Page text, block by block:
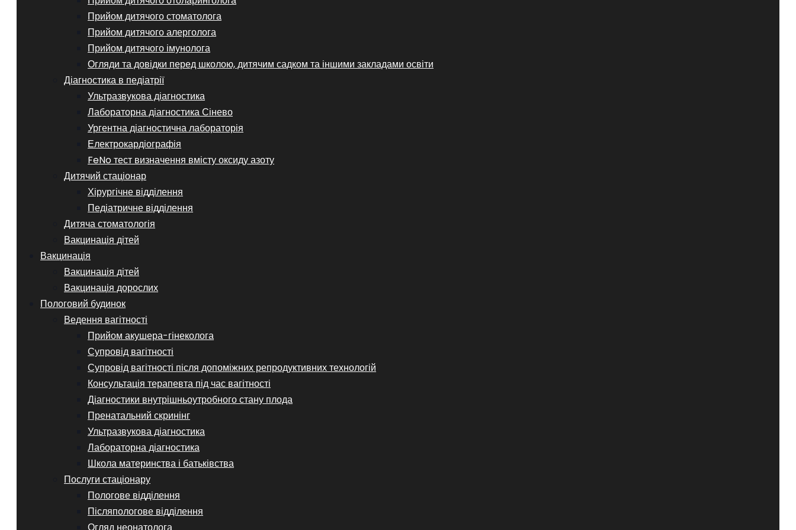
Прийом дитячого стоматолога
Прийом дитячого алерголога
Прийом дитячого імунолога
Огляди та довідки перед школою, дитячим садком та іншими закладами освіти
Діагностика в педіатрії
Ультразвукова діагностика
Лабораторна діагностика Сінево
Ургентна діагностична лабораторія
Електрокардіографія
FeNo тест визначення вмісту оксиду азоту
Дитячий стаціонар
Хірургічне відділення
Педіатричне відділення
Дитяча стоматологія
Вакцинація дітей
Вакцинація
Вакцинація дітей
Вакцинація дорослих
Пологовий будинок
Ведення вагітності
Прийом акушера-гінеколога
Супровід вагітності
Супровід вагітності після допоміжних репродуктивних технологій
Консультація терапевта під час вагітності
Діагностики внутрішньоутробного стану плода
Пренатальний скринінг
Ультразвукова діагностика
Лабораторна діагностика
Школа материнства і батьківства
Послуги стаціонару
Пологове відділення
Післяпологове відділення